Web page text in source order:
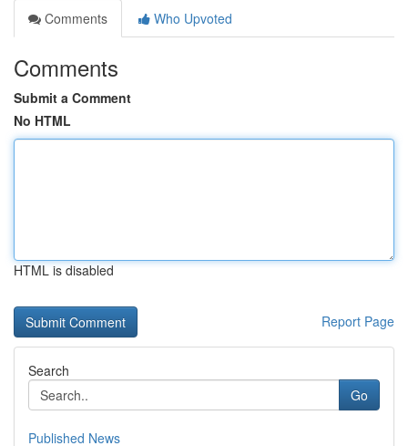
Comments
Who Upvoted
Comments
Submit a Comment
No HTML
HTML is disabled
Report Page
Search
Go
Published News